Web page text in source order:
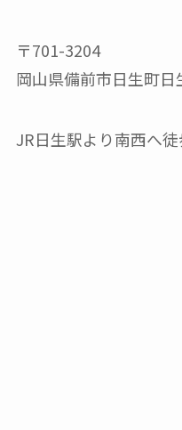
〒701-3204
岡山県備前市日生町
JR日生駅より南西へ